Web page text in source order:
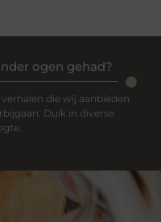
ogen gehad?
die wij aanbieden
Duik in diverse